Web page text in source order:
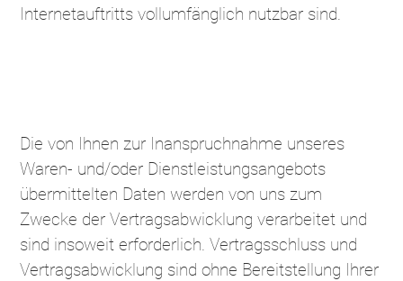
Internetauftritts vollumfänglich nutzbar sind.
Die von Ihnen zur Inanspruchnahme unseres
Waren- und/oder Dienstleistungsangebots
übermittelten Daten werden von uns zum
Zwecke der Vertragsabwicklung verarbeitet und
sind insoweit erforderlich. Vertragsschluss und
Vertragsabwicklung sind ohne Bereitstellung Ihrer